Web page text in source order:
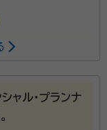
トップサービス
度は相続税の申
協議で争訟に至
ャル・プランナ